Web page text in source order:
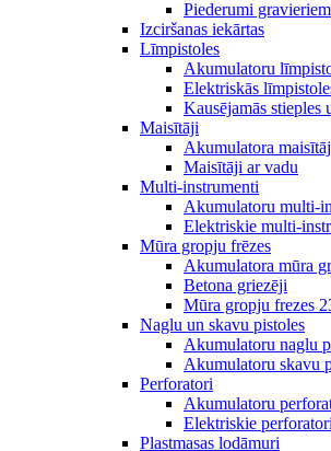
Piederumi gravieriem
Izciršanas iekārtas
Līmpistoles
Akumulatoru
Elektriskās
Kausējamās stieples
Maisītāji
Akumulatora
Maisītāji ar vadu
Multi-instrumenti
Akumulatoru multi-
Elektriskie multi-
Mūra gropju frēzes
Akumulatora mūra
Betona griezēji
Mūra gropju frezes
Naglu un skavu pistoles
Akumulatoru naglu
Akumulatoru skavu
Perforatori
Akumulatoru
Elektriskie perforatori
Plastmasas lodāmuri